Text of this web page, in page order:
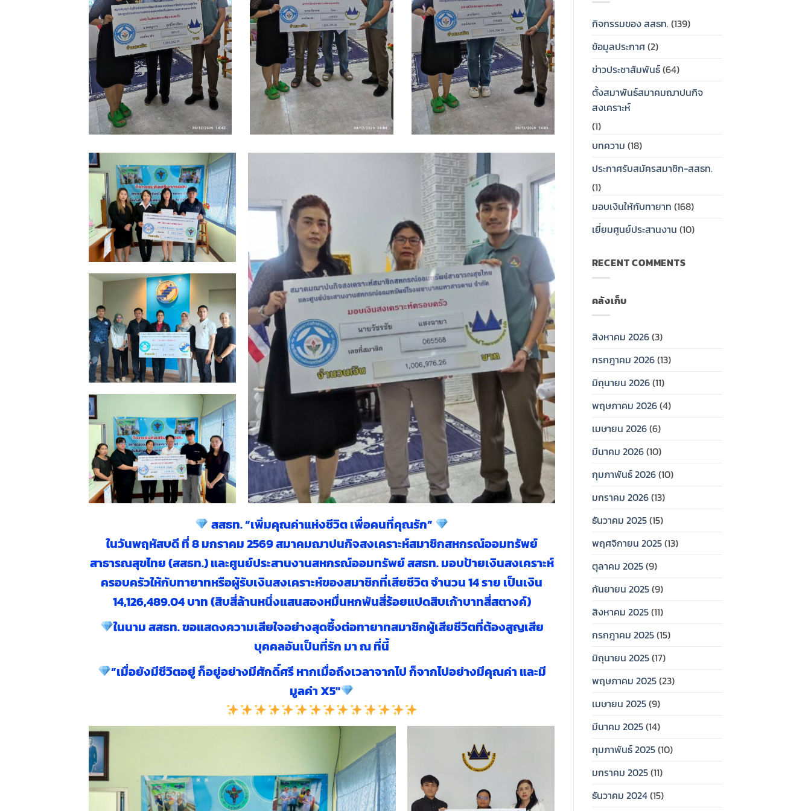
สสธท. “เพิ่มคุณค่าแห่งชีวิต เพื่อคนที่คุณรัก”
ในวันพฤหัสบดี ที่ 8 มกราคม 2569 สมาคมฌาปนกิจสงเคราะห์สมาชิกสหกรณ์ออมทรัพย์
สาธารณสุขไทย (สสธท.) และศูนย์ประสานงานสหกรณ์ออมทรัพย์ สสธท. มอบป้ายเงินสงเคราะห์
ครอบครัวให้กับทายาทหรือผู้รับเงินสงเคราะห์ของสมาชิกที่เสียชีวิต จำนวน 14 ราย เป็นเงิน
14,126,489.04 บาท (สิบสี่ล้านหนึ่งแสนสองหมื่นหกพันสี่ร้อยแปดสิบเก้าบาทสี่สตางค์)
ในนาม สสธท. ขอแสดงความเสียใจอย่างสุดซึ้งต่อทายาทสมาชิกผู้เสียชีวิตที่ต้องสูญเสีย
บุคคลอันเป็นที่รัก มา ณ ที่นี้
”เมื่อยังมีชีวิตอยู่ ก็อยู่อย่างมีศักดิ์ศรี หากเมื่อถึงเวลาจากไป ก็จากไปอย่างมีคุณค่า และมี
มูลค่า X5″
ครอบครัว
กับ
ทายาท
สาธารณสุข
ไทย
และ
ประสาน
สหกรณ์
ให้
ออม
สาธารณสุข
(สสธท.)
และ
สวัสดิการ
ไทย
เสาร์
25
2569…
กิจกรรมของ สสธท.(139)
ข้อมูลประกาศ(2)
ข่าวประชาสัมพันธ์(64)
ตั้งสมาพันธ์สมาคมฌาปนกิจ
สงเคราะห์
(1)
บทความ (18)
ประกาศรับสมัครสมาชิก-สสธท.
(1)
มอบเงินให้กับทายาท (168)
เยี่ยมศูนย์ประสานงาน (10)
RECENT COMMENTS
คลังเก็บ
สิงหาคม 2026(3)
กรกฎาคม 2026(13)
มิถุนายน 2026(11)
พฤษภาคม 2026(4)
เมษายน 2026(6)
มีนาคม 2026(10)
กุมภาพันธ์ 2026(10)
มกราคม 2026(13)
ธันวาคม 2025(15)
พฤศจิกายน 2025(13)
ตุลาคม 2025(9)
กันยายน 2025(9)
สิงหาคม 2025(11)
กรกฎาคม 2025(15)
มิถุนายน 2025(17)
พฤษภาคม 2025(23)
เมษายน 2025(9)
มีนาคม 2025(14)
กุมภาพันธ์ 2025(10)
มกราคม 2025(11)
ธันวาคม 2024(15)